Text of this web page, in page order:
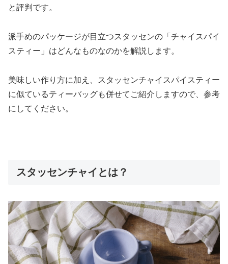
と評判です。
派手めのパッケージが目立つスタッセンの「チャイスパイ
スティー」はどんなものなのかを解説します。
美味しい作り方に加え、スタッセンチャイスパイスティー
に似ているティーバッグも併せてご紹介しますので、参考
にしてください。
スタッセンチャイとは？